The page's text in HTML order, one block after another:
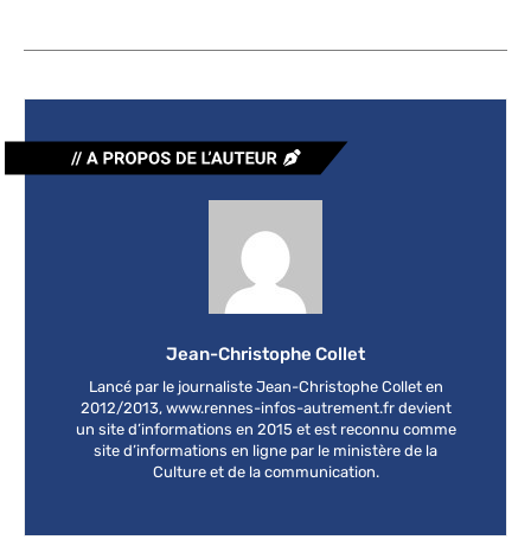
Jean-Christophe Collet
Lancé par le journaliste Jean-Christophe Collet en
2012/2013, www.rennes-infos-autrement.fr devient
un site d’informations en 2015 et est reconnu comme
site d’informations en ligne par le ministère de la
Culture et de la communication.